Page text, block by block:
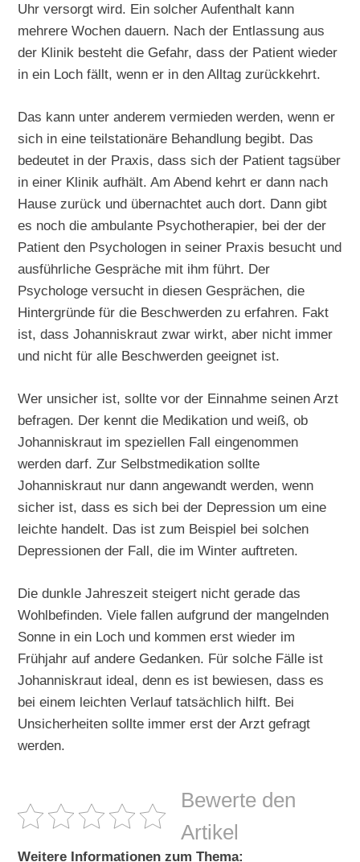
Uhr versorgt wird. Ein solcher Aufenthalt kann
mehrere Wochen dauern. Nach der Entlassung aus
der Klinik besteht die Gefahr, dass der Patient wieder
in ein Loch fällt, wenn er in den Alltag zurückkehrt.
Das kann unter anderem vermieden werden, wenn er
sich in eine teilstationäre Behandlung begibt. Das
bedeutet in der Praxis, dass sich der Patient tagsüber
in einer Klinik aufhält. Am Abend kehrt er dann nach
Hause zurück und übernachtet auch dort. Dann gibt
es noch die ambulante Psychotherapier, bei der der
Patient den Psychologen in seiner Praxis besucht und
ausführliche Gespräche mit ihm führt. Der
Psychologe versucht in diesen Gesprächen, die
Hintergründe für die Beschwerden zu erfahren. Fakt
ist, dass Johanniskraut zwar wirkt, aber nicht immer
und nicht für alle Beschwerden geeignet ist.
Wer unsicher ist, sollte vor der Einnahme seinen Arzt
befragen. Der kennt die Medikation und weiß, ob
Johanniskraut im speziellen Fall eingenommen
werden darf. Zur Selbstmedikation sollte
Johanniskraut nur dann angewandt werden, wenn
sicher ist, dass es sich bei der Depression um eine
leichte handelt. Das ist zum Beispiel bei solchen
Depressionen der Fall, die im Winter auftreten.
Die dunkle Jahreszeit steigert nicht gerade das
Wohlbefinden. Viele fallen aufgrund der mangelnden
Sonne in ein Loch und kommen erst wieder im
Frühjahr auf andere Gedanken. Für solche Fälle ist
Johanniskraut ideal, denn es ist bewiesen, dass es
bei einem leichten Verlauf tatsächlich hilft. Bei
Unsicherheiten sollte immer erst der Arzt gefragt
werden.
Bewerte den
Artikel
Weitere Informationen zum Thema: